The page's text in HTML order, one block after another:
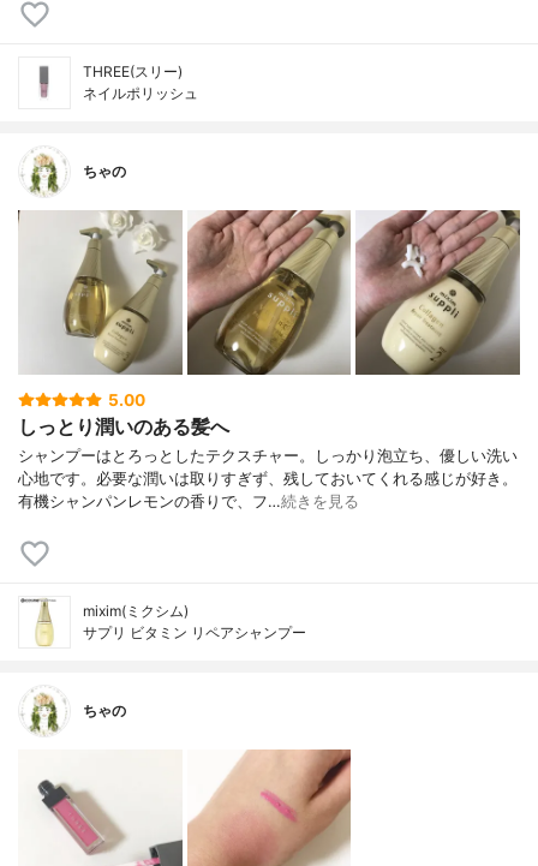
THREE(スリー)
ネイルポリッシュ
ちゃの
5.00
しっとり潤いのある髪へ
シャンプーはとろっとしたテクスチャー。しっかり泡立ち、優しい洗い
心地です。必要な潤いは取りすぎず、残しておいてくれる感じが好き。
有機シャンパンレモンの香りで、フ…続きを見る
mixim(ミクシム)
サプリ ビタミン リペアシャンプー
ちゃの